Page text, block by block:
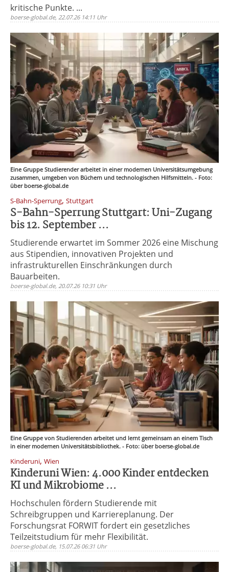
kritische Punkte. ...
boerse-global.de, 22.07.26 14:11 Uhr
Eine Gruppe Studierender arbeitet in einer modernen Universitätsumgebung
zusammen, umgeben von Büchern und technologischen Hilfsmitteln. - Foto:
über boerse-global.de
S-Bahn-Sperrung, Stuttgart
S-Bahn-Sperrung Stuttgart: Uni-Zugang
bis 12. September ...
Studierende erwartet im Sommer 2026 eine Mischung
aus Stipendien, innovativen Projekten und
infrastrukturellen Einschränkungen durch
Bauarbeiten.
boerse-global.de, 20.07.26 10:31 Uhr
Eine Gruppe von Studierenden arbeitet und lernt gemeinsam an einem Tisch
in einer modernen Universitätsbibliothek. - Foto: über boerse-global.de
Kinderuni, Wien
Kinderuni Wien: 4.000 Kinder entdecken
KI und Mikrobiome ...
Hochschulen fördern Studierende mit
Schreibgruppen und Karriereplanung. Der
Forschungsrat FORWIT fordert ein gesetzliches
Teilzeitstudium für mehr Flexibilität.
boerse-global.de, 15.07.26 06:31 Uhr